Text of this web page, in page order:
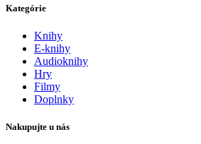
Kategórie
Knihy
E-knihy
Audioknihy
Hry
Filmy
Doplnky
Nakupujte u nás